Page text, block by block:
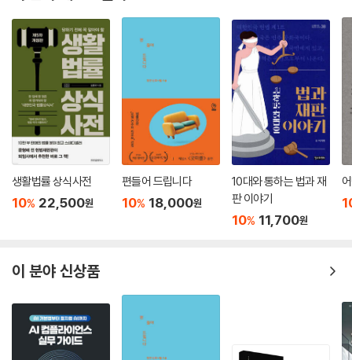
중요한 것은 협상에 비용이 들지 않는다면 권리를 위해 가장 많은 돈을 지
불하려는 당사자에게 해당 권리가 주어진다는 것이다.
--- p.141
법이 창출하는 권리 자체보다는 권리가 침해되었을 때 법이 제공하는 구제
방식을 살펴보는 게 법을 이해하기에 더 나은 방법이라는 사실이다. 구제
방식이 권리를 ‘정의한다’는 생각을 가지고 실험해보도록 하자.
--- p.303
일반적으로 법원은 참이나 거짓을 선언하지 않는다. 그것은 굉장히 어려운
일이다. 통상 법원은 ‘개연성’을 추정하고자 할 뿐이다. 더 정확하게는, 주
장이 진실이라는 증거가 결정(형사 유죄판결, 민사 소송에서의 평결, 법령
또는 규칙의 폐지에 관한 의견, 사실심 판결을 뒤집는 항소심 판결 등)을
--- p.399
장은 간단명료하고 단호하다.
ㆍ낭비를 옹호하는 사람은 아무도 없다.
ㆍ규칙은 사람들이 어떤 입장에 처하기 전에 그들의 비용을 낮춰주는 기
능을 한다.
ㆍ효율성은 정확하게는 낭비의 제거라 할 수 있다.
ㆍ효율성을 법적 목표로 삼는 것은 논쟁의 여지가 있다. 다만 이것은 효용
보다는 모두의 부를 극대화하는 것을 목표로 삼는 수정된 공리주의라 할
수 있고, 공리주의는 논란의 여지가 있다.
오해를 방지하기 위해 덧붙이자면 이 책의 도구들은 효율성이 법 체제의
보다 손해가 더 크다고 지적하는 것은 거의 늘 흥미로운 일이며, 다른 것들
도 중요하다는 데 모두가 동의한다 해도 이 책에서의 논리가 결정적인 것
으로 판명되곤 한다. 저자는 한발 더 나아가 중요한 것은 질문의 방식이라
고 강조한다. 질문을 던질 때 포괄적이거나 보편적인 타깃을 삼으면 안 된
다. 예컨대 은행에 강도가 들어 고객을 인질로 삼아 은행 직원에게 돈을 내
- 우나 해서웨이 (예일대학 로스쿨 교수)
모든 로스쿨에서 분석 수준을 높일 수 있는 드문 책이다. 법률 도구가 얼마
나 다양하고 강력한지 상기하고 싶은 모든 사람에게 필독서다.
- 더글러스 릭트먼 (시카고대학 로스쿨 교수)
법학과 법률적 방법론의 문헌에서 귀중하고 독특한 위치를 차지하고 있는
걸출한 책이다. 한정된 지면에서 광범위한 주제를 다루며, 흥미로운 예시
와 관찰로 넘친다. 이 명확한 글쓰기를 선보이는 책은 법학도, 변호사뿐 아
니라 법에 관심 있는 일반인들에게도 유용하다.
생활법률 상식사전
10% 22,500원
편들어 드립니다
10% 18,000원
10대와 통하는 법과 재
판 이야기
10% 11,700원
이 분야 신상품